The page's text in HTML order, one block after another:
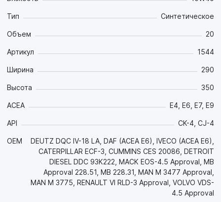
обеспечивает существенную экономию топлива;
повышенную термоокислительную стабильность, что в
свойствами и низкой зольностью эффективно снижает
отложений всех видов и поддерживает в идеальной
чистоте детали двигателя, особенно цилиндро-поршневой
- Уникальная рецептура обеспечивает маслу стойкость к
повышенной температуры вспышки снижает расход масла
«на угар», что позволяет применять его в двигателях с
увеличенным интервалом замены масла (Long Life до 60
000 км) и обычных;
- За счёт синтетической основы оптимальной вязкости
обладает отличными низкотемпературными свойствами, в
том числе низкой температурой застывания, что
обеспечивает превосходную прокачиваемость масла и
Тип Синтетическое
Объем 20
Артикул 1544
Ширина 290
Высота 350
ACEA E4, E6, E7, E9
API CK-4, CJ-4
OEM
DEUTZ DQC IV-18 LA, DAF (ACEA E6), IVECO (ACEA E6),
CATERPILLAR ECF-3, CUMMINS CES 20086, DETROIT
DIESEL DDC 93K222, MACK EOS-4.5 Approval, MB
Approval 228.51, MB 228.31, MAN M 3477 Approval,
MAN M 3775, RENAULT VI RLD-3 Approval, VOLVO VDS-
4.5 Approval